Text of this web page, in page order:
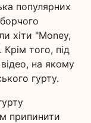
популярних
хіти "Money,
того, під
на якому
гурту.
припинити